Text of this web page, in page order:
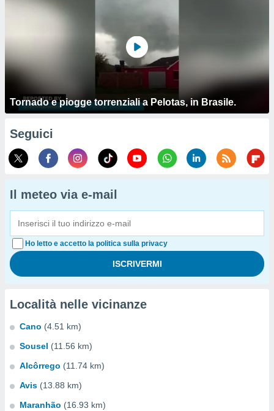
Tornado e piogge torrenziali a Pelotas, in Brasile.
Seguici
Il meteo via e-mail
Ho letto e accetto la politica sulla privacy
Località nelle vicinanze
Cano (4.51 km)
Sousel (11.56 km)
Alcôrrego (11.74 km)
Avis (13.88 km)
Maranhão (16.93 km)